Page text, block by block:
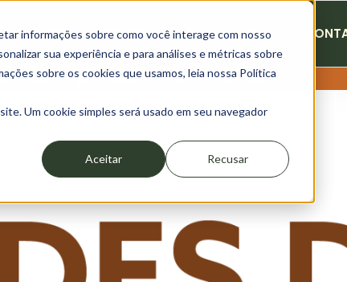
informações sobre como você interage com nosso
sua experiência e para análises e métricas sobre
sobre os cookies que usamos, leia nossa Política
Um cookie simples será usado em seu navegador
Aceitar Recusar
HOME SOBRE LOJA GUIA
compra - cupom: PRIMEIRACOMPRA20